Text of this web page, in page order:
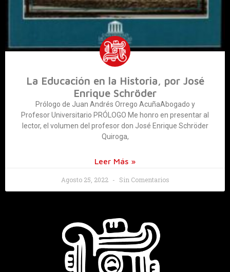
La Educación en la Historia, por José
Enrique Schröder
Prólogo de Juan Andrés Orrego AcuñaAbogado y
Profesor Universitario PRÓLOGO Me honro en presentar al
lector, el volumen del profesor don José Enrique Schröder
Quiroga,
Leer Más »
Agosto 25, 2022 Sin Comentarios